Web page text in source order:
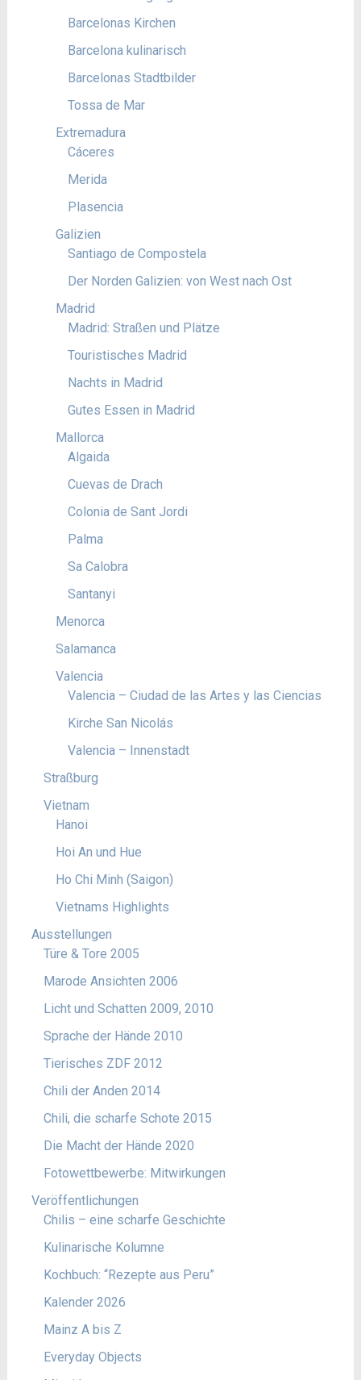
Barcelonas Kirchen
Barcelona kulinarisch
Barcelonas Stadtbilder
Tossa de Mar
Extremadura
Cáceres
Merida
Plasencia
Galizien
Santiago de Compostela
Der Norden Galizien: von West nach Ost
Madrid
Madrid: Straßen und Plätze
Touristisches Madrid
Nachts in Madrid
Gutes Essen in Madrid
Mallorca
Algaida
Cuevas de Drach
Colonia de Sant Jordi
Palma
Sa Calobra
Santanyi
Menorca
Salamanca
Valencia
Valencia – Ciudad de las Artes y las Ciencias
Kirche San Nicolás
Valencia – Innenstadt
Straßburg
Vietnam
Hanoi
Hoi An und Hue
Ho Chi Minh (Saigon)
Vietnams Highlights
Ausstellungen
Türe & Tore 2005
Marode Ansichten 2006
Licht und Schatten 2009, 2010
Sprache der Hände 2010
Tierisches ZDF 2012
Chili der Anden 2014
Chili, die scharfe Schote 2015
Die Macht der Hände 2020
Fotowettbewerbe: Mitwirkungen
Veröffentlichungen
Chilis – eine scharfe Geschichte
Kulinarische Kolumne
Kochbuch: “Rezepte aus Peru”
Kalender 2026
Mainz A bis Z
Everyday Objects